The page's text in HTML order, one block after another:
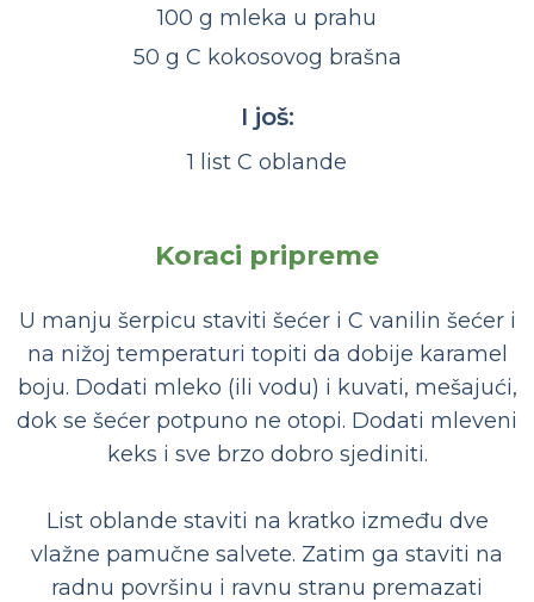
100 g mleka u prahu
50 g C kokosovog brašna
I još:
1 list C oblande
Koraci pripreme
U manju šerpicu staviti šećer i C vanilin šećer i
na nižoj temperaturi topiti da dobije karamel
boju. Dodati mleko (ili vodu) i kuvati, mešajući,
dok se šećer potpuno ne otopi. Dodati mleveni
keks i sve brzo dobro sjediniti.
List oblande staviti na kratko između dve
vlažne pamučne salvete. Zatim ga staviti na
radnu površinu i ravnu stranu premazati